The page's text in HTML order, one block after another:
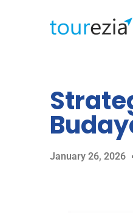
January 26, 2026